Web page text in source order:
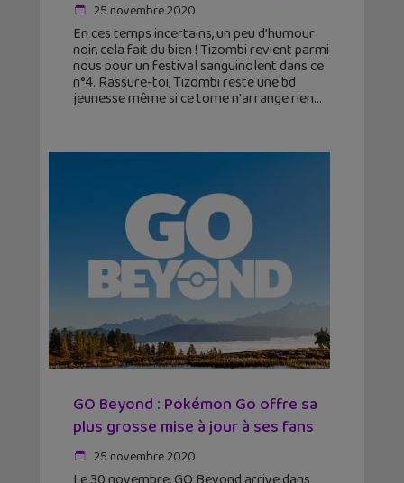
25 novembre 2020
En ces temps incertains, un peu d'humour
noir, cela fait du bien ! Tizombi revient parmi
nous pour un festival sanguinolent dans ce
n°4. Rassure-toi, Tizombi reste une bd
jeunesse même si ce tome n'arrange rien
GO Beyond : Pokémon Go offre sa
plus grosse mise à jour à ses fans
25 novembre 2020